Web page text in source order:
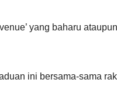
yang baharu ataupun
ini bersama-sama